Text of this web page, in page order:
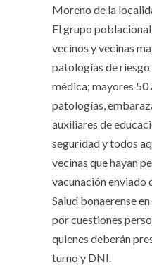
Moreno de la
El grupo
vecinos y vecinas
patologías de
médica; mayores 50
patologías,
auxiliares de
seguridad y todos
vecinas que hayan
vacunación enviado
Salud bonaerense
por cuestiones
quienes deberán
turno y DNI.